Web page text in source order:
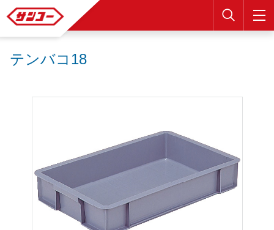
検索
テンバコ18